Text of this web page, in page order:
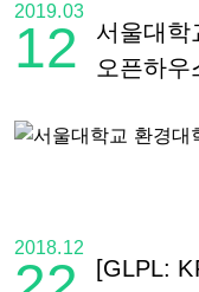
2019.03
12
서울대학
오픈하우
2018.12
[GLPL: